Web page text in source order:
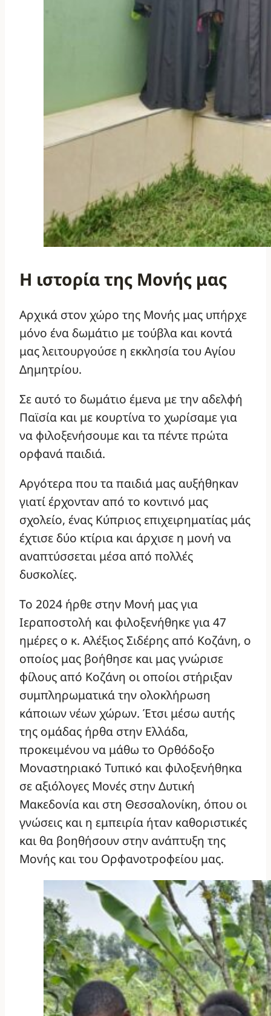
Η ιστορία της Μονής μας
Αρχικά στον χώρο της Μονής μας υπήρχε
μόνο ένα δωμάτιο με τούβλα και κοντά
μας λειτουργούσε η εκκλησία του Αγίου
Δημητρίου.
Σε αυτό το δωμάτιο έμενα με την αδελφή
Παϊσία και με κουρτίνα το χωρίσαμε για
να φιλοξενήσουμε και τα πέντε πρώτα
ορφανά παιδιά.
Αργότερα που τα παιδιά μας αυξήθηκαν
γιατί έρχονταν από το κοντινό μας
σχολείο, ένας Κύπριος επιχειρηματίας μάς
έχτισε δύο κτίρια και άρχισε η μονή να
αναπτύσσεται μέσα από πολλές
δυσκολίες.
Το 2024 ήρθε στην Μονή μας για
Ιεραποστολή και φιλοξενήθηκε για 47
ημέρες ο κ. Αλέξιος Σιδέρης από Κοζάνη, ο
οποίος μας βοήθησε και μας γνώρισε
φίλους από Κοζάνη οι οποίοι στήριξαν
συμπληρωματικά την ολοκλήρωση
κάποιων νέων χώρων. Έτσι μέσω αυτής
της ομάδας ήρθα στην Ελλάδα,
προκειμένου να μάθω το Ορθόδοξο
Μοναστηριακό Τυπικό και φιλοξενήθηκα
σε αξιόλογες Μονές στην Δυτική
Μακεδονία και στη Θεσσαλονίκη, όπου οι
γνώσεις και η εμπειρία ήταν καθοριστικές
και θα βοηθήσουν στην ανάπτυξη της
Μονής και του Ορφανοτροφείου μας.